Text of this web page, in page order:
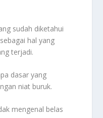
sudah diketahui
hal yang
terjadi.
dasar yang
niat buruk.
mengenal belas